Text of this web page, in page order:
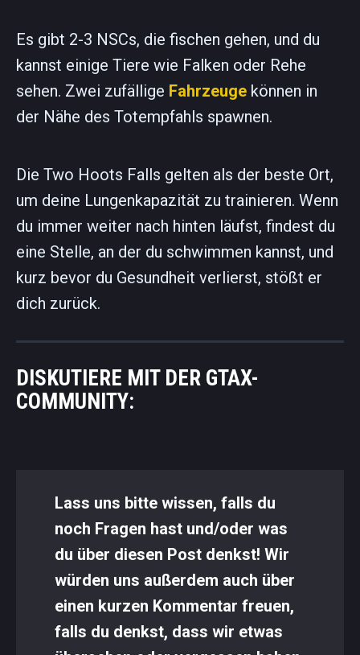
Es gibt 2-3 NSCs, die fischen gehen, und du
kannst einige Tiere wie Falken oder Rehe
sehen. Zwei zufällige Fahrzeuge können in
der Nähe des Totempfahls spawnen.
Die Two Hoots Falls gelten als der beste Ort,
um deine Lungenkapazität zu trainieren. Wenn
du immer weiter nach hinten läufst, findest du
eine Stelle, an der du schwimmen kannst, und
kurz bevor du Gesundheit verlierst, stößt er
dich zurück.
DISKUTIERE MIT DER GTAX-
COMMUNITY:
Lass uns bitte wissen, falls du
noch Fragen hast und/oder was
du über diesen Post denkst! Wir
würden uns außerdem auch über
einen kurzen Kommentar freuen,
falls du denkst, dass wir etwas